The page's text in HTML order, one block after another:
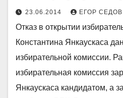
23.06.2014 ЕГОР СЕДОВ
Отказ в открытии
Константина Янкаускаса
избирательной комиссии.
избирательная комиссия
Янкаускаса кандидатом, а